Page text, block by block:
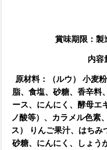
賞味期限：製
内容
原材料：
（ルウ） 小麦
脂、食塩、砂糖、香辛料
ース、にんにく、酵母エ
ノ酸等）、カラメル色素
ス） りんご果汁、はちみ
砂糖、にんにく、しょう